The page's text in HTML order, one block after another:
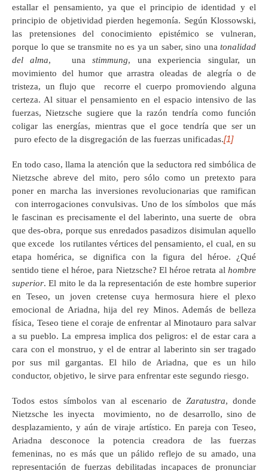
estallar el pensamiento, ya que el principio de identidad y el
principio de objetividad pierden hegemonía. Según Klossowski,
las pretensiones del conocimiento epistémico se vulneran,
porque lo que se transmite no es ya un saber, sino una tonalidad
del alma, unastimmung, una experiencia singular, un
movimiento del humor que arrastra oleadas de alegría o de
tristeza, un flujo que recorre el cuerpo promoviendo alguna
certeza. Al situar el pensamiento en el espacio intensivo de las
fuerzas, Nietzsche sugiere que la razón tendría como función
coligar las energías, mientras que el goce tendría que ser un
puro efecto de la disgregación de las fuerzas unificadas.[1]
En todo caso, llama la atención que la seductora red simbólica de
Nietzsche abreve del mito, pero sólo como un pretexto para
poner en marcha las inversiones revolucionarias que ramifican
con interrogaciones convulsivas. Uno de los símbolos que más
le fascinan es precisamente el del laberinto, una suerte de obra
que des-obra, porque sus enredados pasadizos disimulan aquello
que excede los rutilantes vértices del pensamiento, el cual, en su
etapa homérica, se dignifica con la figura del héroe. ¿Qué
sentido tiene el héroe, para Nietzsche? El héroe retrata al hombre
superior. El mito le da la representación de este hombre superior
en Teseo, un joven cretense cuya hermosura hiere el plexo
emocional de Ariadna, hija del rey Minos. Además de belleza
física, Teseo tiene el coraje de enfrentar al Minotauro para salvar
a su pueblo. La empresa implica dos peligros: el de estar cara a
cara con el monstruo, y el de entrar al laberinto sin ser tragado
por sus mil gargantas. El hilo de Ariadna, que es un hilo
conductor, objetivo, le sirve para enfrentar este segundo riesgo.
Todos estos símbolos van al escenario de Zaratustra, donde
Nietzsche les inyecta movimiento, no de desarrollo, sino de
desplazamiento, y aún de viraje artístico. En pareja con Teseo,
Ariadna desconoce la potencia creadora de las fuerzas
femeninas, no es más que un pálido reflejo de su amado, una
representación de fuerzas debilitadas incapaces de pronunciar